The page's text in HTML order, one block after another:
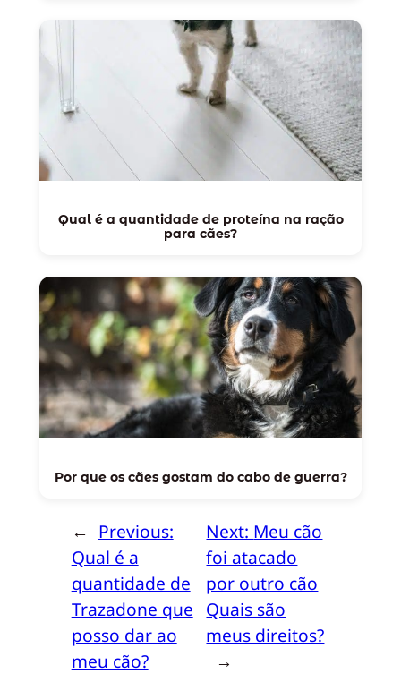
Qual é a quantidade de proteína na ração
para cães?
Por que os cães gostam do cabo de guerra?
← Previous:
Qual é a
quantidade de
Trazadone que
posso dar ao
meu cão?
Next: Meu cão
foi atacado
por outro cão
Quais são
meus direitos?
→